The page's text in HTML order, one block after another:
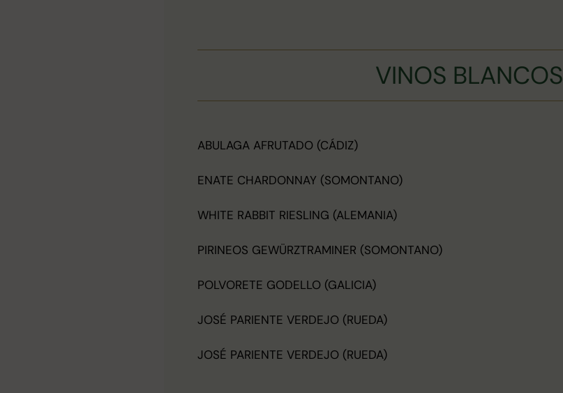
VINOS BLANCOS
ABULAGA AFRUTADO (CÁDIZ)
ENATE CHARDONNAY (SOMONTANO)
WHITE RABBIT RIESLING (ALEMANIA)
PIRINEOS GEWÜRZTRAMINER (SOMONTANO)
POLVORETE GODELLO (GALICIA)
JOSÉ PARIENTE VERDEJO (RUEDA)
JOSÉ PARIENTE VERDEJO (RUEDA)